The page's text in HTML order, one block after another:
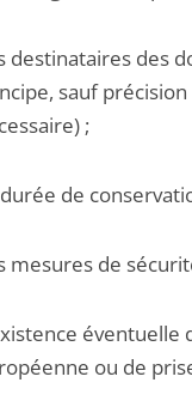
destinataires des
sauf
;
de
mesures de
éventuelle
ou de